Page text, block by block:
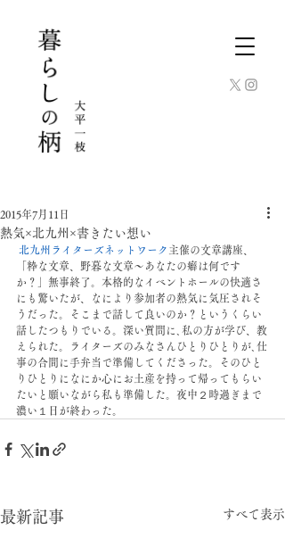
熱気×北九州×書きたい想い
2015年7月11日
北九州ライターズネットワーク 主催の文章講座、
「粋な文章、野暮な文章〜あなたの癖は何です
か？」無事終了。本格的なイベントホールの快適さ
にも驚いたが、なにより参加者の熱気に気圧されそ
うだった。そこまで話して良いのか？というくらい
話したつもりでいる。深い質問に､私の方が学び、教
えられた。ライターズのみなさんひとりひとりが､仕
事の合間に手弁当で準備してくださった。そのひと
りひとりになにか心にお土産を持って帰ってもらい
たいと願いながら私も準備した。夜中２時過ぎまで
濃い１日が終わった。
最新記事 すべて表示